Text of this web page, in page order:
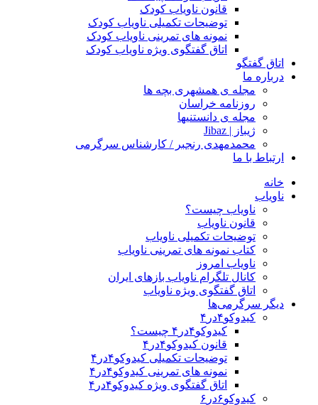
قانون ناویاب کودک
توضیحات تکمیلی ناویاب کودک
نمونه های تمرینی ناویاب کودک
اتاق گفتگوی ویژه ناویاب کودک
اتاق گفتگو
درباره ما
مجله ی همشهری بچه ها
روزنامه خراسان
مجله ی دانستنیها
ژیباز | Jibaz
محمدمهدی رنجبر / کارشناس سرگرمی
ارتباط با ما
خانه
ناویاب
ناویاب چیست؟
قانون ناویاب
توضیحات تکمیلی ناویاب
کتاب نمونه های تمرینی ناویاب
ناویاب امروز
کانال تلگرام ناویاب بازهای ایران
اتاق گفتگوی ویژه ناویاب
دیگر سرگرمی‌ها
کیدوکو۴در۴
کیدوکو۴در۴ چیست؟
قانون کیدوکو۴در۴
توضیحات تکمیلی کیدوکو۴در۴
نمونه های تمرینی کیدوکو۴در۴
اتاق گفتگوی ویژه کیدوکو۴در۴
کیدوکو۶در۶